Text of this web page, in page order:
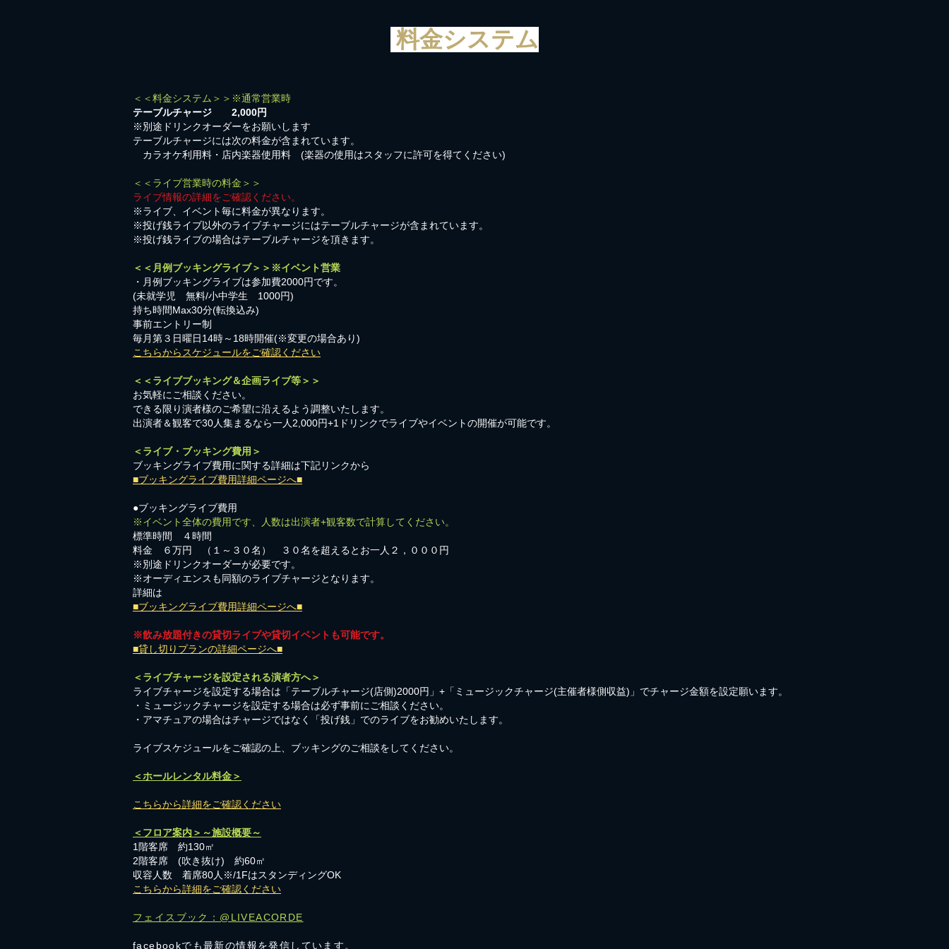
料金システム
＜＜料金システム＞＞※通常営業時
テーブルチャージ 2,000円
※別途ドリンクオーダーをお願いします
テーブルチャージには次の料金が含まれています。
カラオケ利用料・店内楽器使用料 (楽器の使用はスタッフに許可を得てください)
＜＜ライブ営業時の料金＞＞
ライブ情報の詳細をご確認ください。
※ライブ、イベント毎に料金が異なります。
※投げ銭ライブ以外のライブチャージにはテーブルチャージが含まれています。
※投げ銭ライブの場合はテーブルチャージを頂きます。
＜＜月例ブッキングライブ＞＞※イベント営業
・月例ブッキングライブは参加費2000円です。
​(未就学児 無料/小中学生 1000円)
持ち時間Max30分(転換込み)
事前エントリー制
毎月第３日曜日14時～18時開催(※変更の場合あり)
こちらからスケジュールをご確認ください
＜＜ライブブッキング＆企画ライブ等＞＞
お気軽にご相談ください。​
​できる限り演者様のご希望に沿えるよう調整いたします。
出演者＆観客で30人集まるなら一人2,000円+1ドリンクでライブやイベントの開催が可能です。
＜ライブ・ブッキング費用＞
ブッキングライブ費用に関する詳細は下記リンクから
■ブッキングライブ費用詳細ページへ■
●ブッキングライブ費用
※イベント全体の費用です、人数は出演者+観客数で計算してください。
標準時間 ４時間
料金 ６万円 （１～３０名） ３０名を超えるとお一人２，０００円
※別途ドリンクオーダーが必要です。
※オーディエンスも同額のライブチャージとなります。
詳細は
■ブッキングライブ費用詳細ページへ■
※飲み放題付きの貸切ライブや貸切イベントも可能です。
■貸し切りプランの詳細ページへ■
＜ライブチャージを設定される演者方へ＞
ライブチャージを設定する場合は「テーブルチャージ(店側)2000円」+「ミュージックチャージ(主催者様側収益)」でチャージ金額を設定願います。
・ミュージックチャージを設定する場合は必ず事前にご相談ください。
​・アマチュアの場合はチャージではなく「投げ銭」でのライブをお勧めいたします。
​ライブスケジュールをご確認の上、ブッキングのご相談をしてください。
＜ホールレンタル料金＞
こちらから詳細をご確認ください
＜フロア案内＞～施設概要～
1階客席 約130㎡
2階客席 (吹き抜け) 約60㎡
収容人数 着席80人※/1FはスタンディングOK
こちらから詳細をご確認ください
フェイスブック：@LIVEACORDE
facebookでも最新の情報を発信しています。